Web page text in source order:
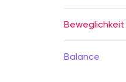
Beweglichkeit
Balance